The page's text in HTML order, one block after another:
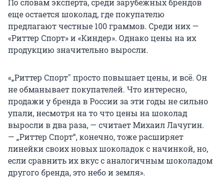
еще остается шоколад, где покупателю
предлагают честные 100 граммов. Среди них —
«Риттер Спорт» и «Киндер». Однако цены на их
продукцию значительно выросли.
«„Риттер Спорт" просто повышает цены, и всё. Он
не обманывает покупателей. Что интересно,
продажи у бренда в России за эти годы не сильно
упали, несмотря на то что цены на шоколад
выросли в два раза, — считает Михаил Лачугин.
— „Риттер Спорт“, конечно, тоже расширяет
линейки своих новых шоколадок с начинкой, но,
если сравнить их вкус с аналогичным шоколадом
другого бренда, это небо и земля».